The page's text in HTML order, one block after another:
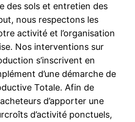
des sols et entretien des
nous respectons les
activité et l’organisation
Nos interventions sur
s’inscrivent en
d’une démarche de
Totale. Afin de
d’apporter une
d’activité ponctuels,